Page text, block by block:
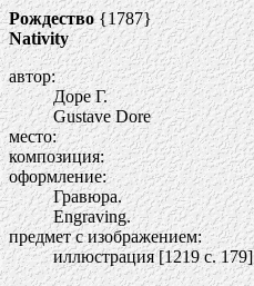
Рождество{1787}
Nativity
автор:
Доре Г.
Gustave Dore
место:
композиция:
оформление:
Гравюра.
Engraving.
предмет с изображением:
иллюстрация [1219 c. 179]